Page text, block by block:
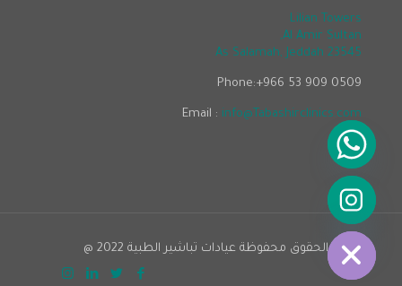
Lilian Towers
Al Amir Sultan,
As Salamah, Jeddah 23545
Phone:+966 53 909 0509
Email : info@Tabashirclinics.com
جميع الحقوق محفوظة عيادات تباشير الطبية 2022 @
Hide